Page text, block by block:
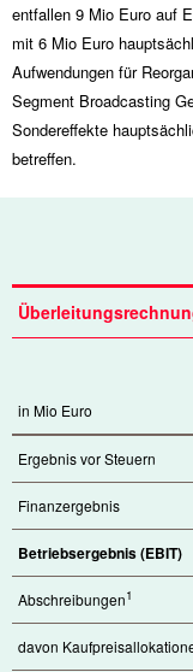
entfallen 9 Mio Euro auf
mit 6 Mio Euro
Aufwendungen für
Segment Broadcasting
Sondereffekte
betreffen.
in Mio Euro
Ergebnis vor Steuern
Finanzergebnis
Betriebsergebnis (EBIT)
Abschreibungen1
davon